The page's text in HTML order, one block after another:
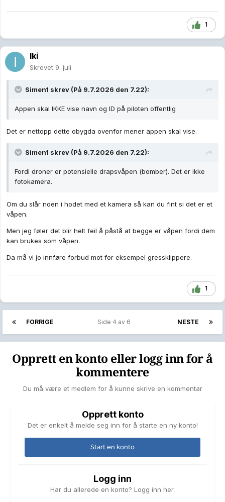
1
Iki
Skrevet 9. juli
Simen1 skrev (På 9.7.2026 den 7.22):
Appen skal IKKE vise navn og ID på piloten offentlig
Det er nettopp dette obygda ovenfor mener appen skal vise.
Simen1 skrev (På 9.7.2026 den 7.22):
Fordi droner er potensielle drapsvåpen (bomber). Det er ikke
fotokamera.
Om du slår noen i hodet med et kamera så kan du fint si det er et
våpen.
Men jeg føler det blir helt feil å påstå at begge er våpen fordi dem
kan brukes som våpen.
Da må vi jo innføre forbud mot for eksempel gressklippere.
1
FORRIGE NESTE
Side 4 av 6
Opprett en konto eller logg inn for å
kommentere
Du må være et medlem for å kunne skrive en kommentar
Opprett konto
Det er enkelt å melde seg inn for å starte en ny konto!
Start en konto
Logg inn
Har du allerede en konto? Logg inn her.